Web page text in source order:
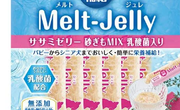
ダイエット中にオススメ